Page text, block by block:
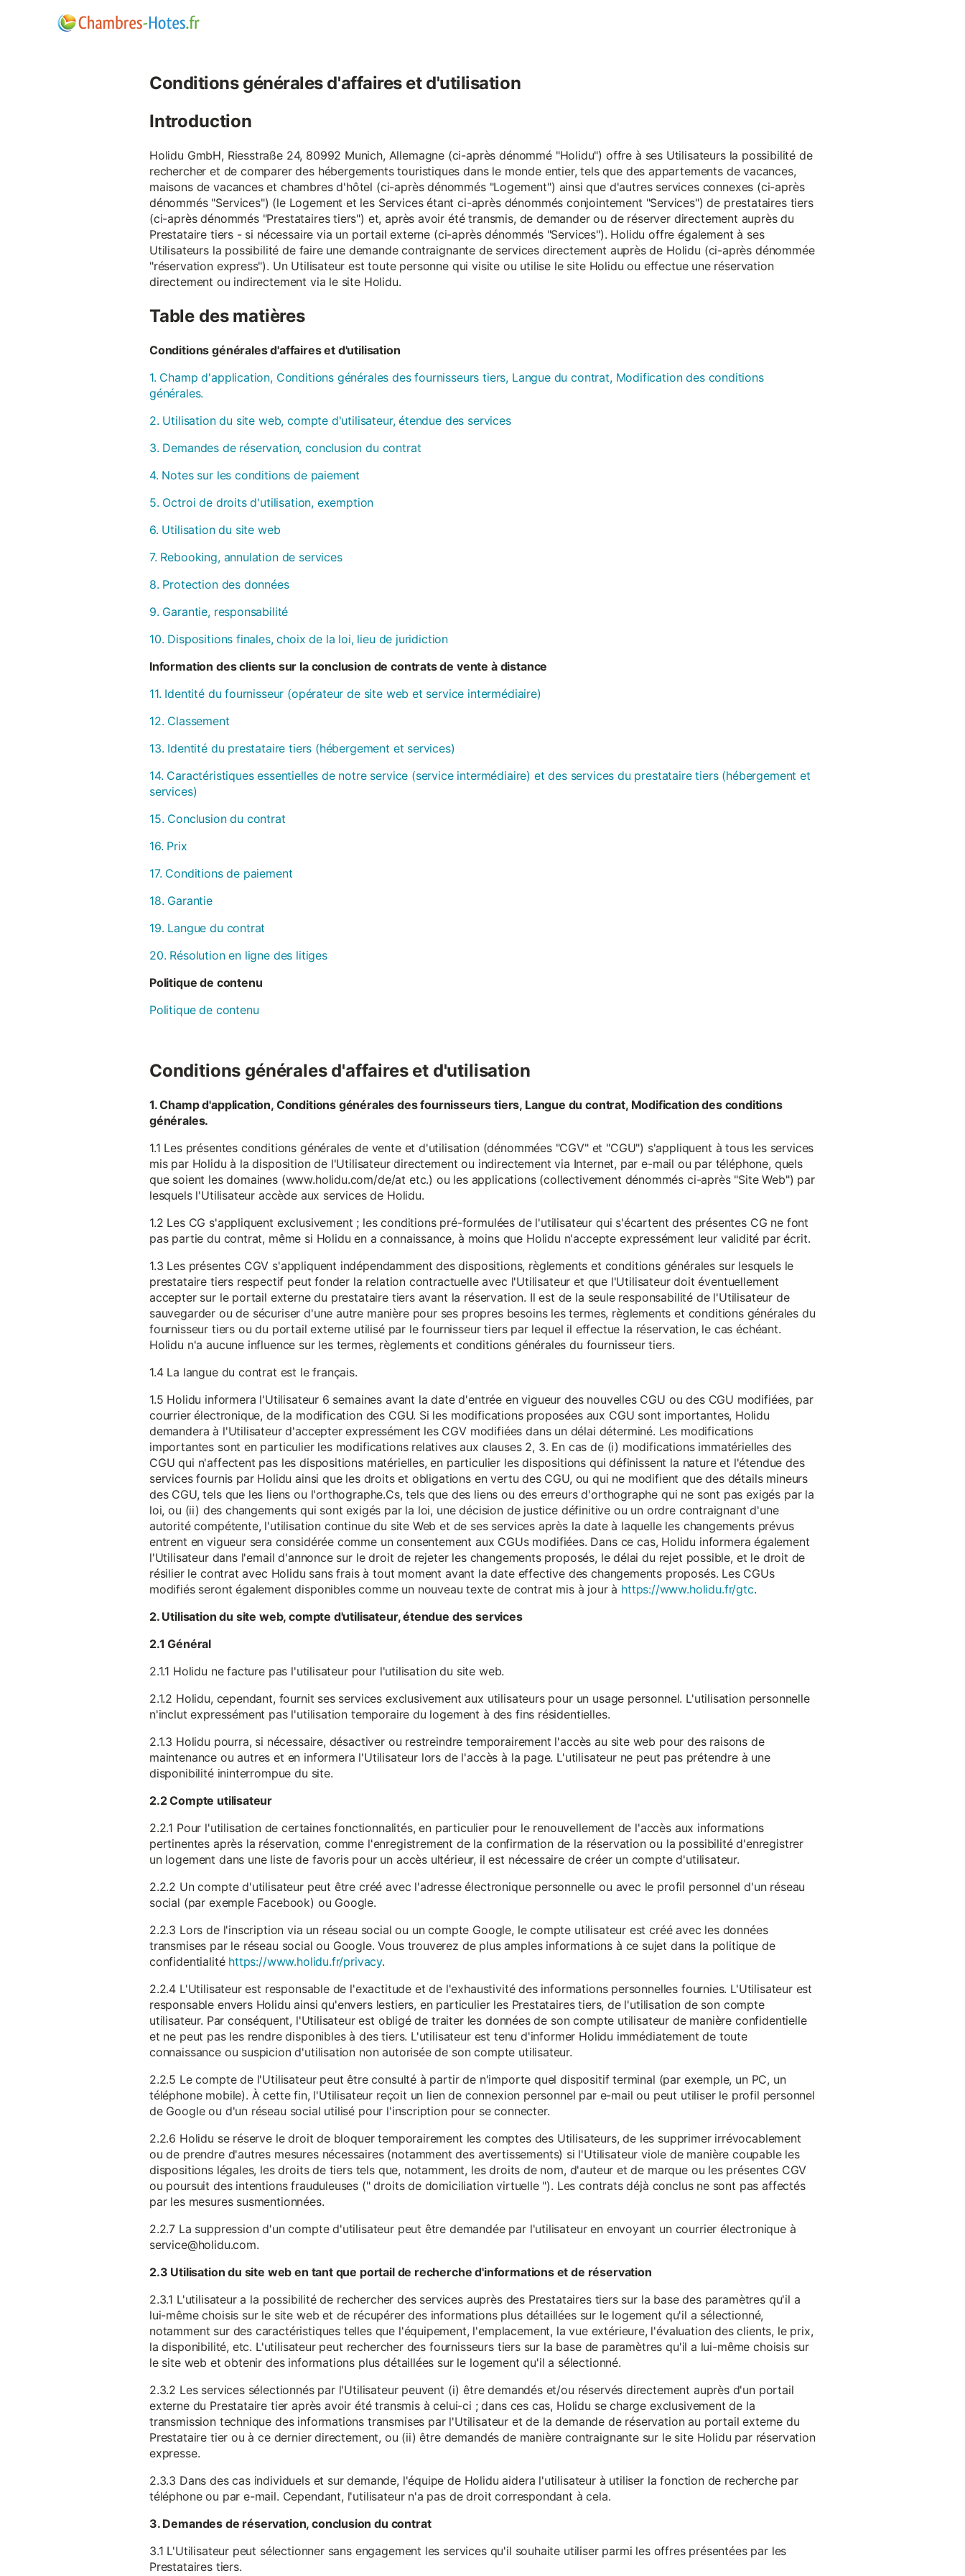
Conditions générales d'affaires et d'utilisation
Introduction
Holidu GmbH, Riesstraße 24, 80992 Munich, Allemagne (ci-après dénommé "Holidu") offre à ses Utilisateurs la possibilité de
rechercher et de comparer des hébergements touristiques dans le monde entier, tels que des appartements de vacances,
maisons de vacances et chambres d'hôtel (ci-après dénommés "Logement") ainsi que d'autres services connexes (ci-après
dénommés "Services") (le Logement et les Services étant ci-après dénommés conjointement "Services") de prestataires tiers
(ci-après dénommés "Prestataires tiers") et, après avoir été transmis, de demander ou de réserver directement auprès du
Prestataire tiers - si nécessaire via un portail externe (ci-après dénommés "Services"). Holidu offre également à ses
Utilisateurs la possibilité de faire une demande contraignante de services directement auprès de Holidu (ci-après dénommée
"réservation express"). Un Utilisateur est toute personne qui visite ou utilise le site Holidu ou effectue une réservation
directement ou indirectement via le site Holidu.
Table des matières
Conditions générales d'affaires et d'utilisation
1. Champ d'application, Conditions générales des fournisseurs tiers, Langue du contrat, Modification des conditions
générales.
2. Utilisation du site web, compte d'utilisateur, étendue des services
3. Demandes de réservation, conclusion du contrat
4. Notes sur les conditions de paiement
5. Octroi de droits d'utilisation, exemption
6. Utilisation du site web
7. Rebooking, annulation de services
8. Protection des données
9. Garantie, responsabilité
10. Dispositions finales, choix de la loi, lieu de juridiction
Information des clients sur la conclusion de contrats de vente à distance
11. Identité du fournisseur (opérateur de site web et service intermédiaire)
12. Classement
13. Identité du prestataire tiers (hébergement et services)
14. Caractéristiques essentielles de notre service (service intermédiaire) et des services du prestataire tiers (hébergement et
services)
15. Conclusion du contrat
16. Prix
17. Conditions de paiement
18. Garantie
19. Langue du contrat
20. Résolution en ligne des litiges
Politique de contenu
Politique de contenu
Conditions générales d'affaires et d'utilisation
1. Champ d'application, Conditions générales des fournisseurs tiers, Langue du contrat, Modification des conditions
générales.
1.1 Les présentes conditions générales de vente et d'utilisation (dénommées "CGV" et "CGU") s'appliquent à tous les services
mis par Holidu à la disposition de l'Utilisateur directement ou indirectement via Internet, par e-mail ou par téléphone, quels
que soient les domaines (www.holidu.com/de/at etc.) ou les applications (collectivement dénommés ci-après "Site Web") par
lesquels l'Utilisateur accède aux services de Holidu.
1.2 Les CG s'appliquent exclusivement ; les conditions pré-formulées de l'utilisateur qui s'écartent des présentes CG ne font
pas partie du contrat, même si Holidu en a connaissance, à moins que Holidu n'accepte expressément leur validité par écrit.
1.3 Les présentes CGV s'appliquent indépendamment des dispositions, règlements et conditions générales sur lesquels le
prestataire tiers respectif peut fonder la relation contractuelle avec l'Utilisateur et que l'Utilisateur doit éventuellement
accepter sur le portail externe du prestataire tiers avant la réservation. Il est de la seule responsabilité de l'Utilisateur de
sauvegarder ou de sécuriser d'une autre manière pour ses propres besoins les termes, règlements et conditions générales du
fournisseur tiers ou du portail externe utilisé par le fournisseur tiers par lequel il effectue la réservation, le cas échéant.
Holidu n'a aucune influence sur les termes, règlements et conditions générales du fournisseur tiers.
1.4 La langue du contrat est le français.
1.5 Holidu informera l'Utilisateur 6 semaines avant la date d'entrée en vigueur des nouvelles CGU ou des CGU modifiées, par
courrier électronique, de la modification des CGU. Si les modifications proposées aux CGU sont importantes, Holidu
demandera à l'Utilisateur d'accepter expressément les CGV modifiées dans un délai déterminé. Les modifications
importantes sont en particulier les modifications relatives aux clauses 2, 3. En cas de (i) modifications immatérielles des
CGU qui n'affectent pas les dispositions matérielles, en particulier les dispositions qui définissent la nature et l'étendue des
services fournis par Holidu ainsi que les droits et obligations en vertu des CGU, ou qui ne modifient que des détails mineurs
des CGU, tels que les liens ou l'orthographe.Cs, tels que des liens ou des erreurs d'orthographe qui ne sont pas exigés par la
loi, ou (ii) des changements qui sont exigés par la loi, une décision de justice définitive ou un ordre contraignant d'une
autorité compétente, l'utilisation continue du site Web et de ses services après la date à laquelle les changements prévus
entrent en vigueur sera considérée comme un consentement aux CGUs modifiées. Dans ce cas, Holidu informera également
l'Utilisateur dans l'email d'annonce sur le droit de rejeter les changements proposés, le délai du rejet possible, et le droit de
résilier le contrat avec Holidu sans frais à tout moment avant la date effective des changements proposés. Les CGUs
modifiés seront également disponibles comme un nouveau texte de contrat mis à jour à https://www.holidu.fr/gtc.
2. Utilisation du site web, compte d'utilisateur, étendue des services
2.1 Général
2.1.1 Holidu ne facture pas l'utilisateur pour l'utilisation du site web.
2.1.2 Holidu, cependant, fournit ses services exclusivement aux utilisateurs pour un usage personnel. L'utilisation personnelle
n'inclut expressément pas l'utilisation temporaire du logement à des fins résidentielles.
2.1.3 Holidu pourra, si nécessaire, désactiver ou restreindre temporairement l'accès au site web pour des raisons de
maintenance ou autres et en informera l'Utilisateur lors de l'accès à la page. L'utilisateur ne peut pas prétendre à une
disponibilité ininterrompue du site.
2.2 Compte utilisateur
2.2.1 Pour l'utilisation de certaines fonctionnalités, en particulier pour le renouvellement de l'accès aux informations
pertinentes après la réservation, comme l'enregistrement de la confirmation de la réservation ou la possibilité d'enregistrer
un logement dans une liste de favoris pour un accès ultérieur, il est nécessaire de créer un compte d'utilisateur.
2.2.2 Un compte d'utilisateur peut être créé avec l'adresse électronique personnelle ou avec le profil personnel d'un réseau
social (par exemple Facebook) ou Google.
2.2.3 Lors de l'inscription via un réseau social ou un compte Google, le compte utilisateur est créé avec les données
transmises par le réseau social ou Google. Vous trouverez de plus amples informations à ce sujet dans la politique de
confidentialité https://www.holidu.fr/privacy.
2.2.4 L'Utilisateur est responsable de l'exactitude et de l'exhaustivité des informations personnelles fournies. L'Utilisateur est
responsable envers Holidu ainsi qu'envers lestiers, en particulier les Prestataires tiers, de l'utilisation de son compte
utilisateur. Par conséquent, l'Utilisateur est obligé de traiter les données de son compte utilisateur de manière confidentielle
et ne peut pas les rendre disponibles à des tiers. L'utilisateur est tenu d'informer Holidu immédiatement de toute
connaissance ou suspicion d'utilisation non autorisée de son compte utilisateur.
2.2.5 Le compte de l'Utilisateur peut être consulté à partir de n'importe quel dispositif terminal (par exemple, un PC, un
téléphone mobile). À cette fin, l'Utilisateur reçoit un lien de connexion personnel par e-mail ou peut utiliser le profil personnel
de Google ou d'un réseau social utilisé pour l'inscription pour se connecter.
2.2.6 Holidu se réserve le droit de bloquer temporairement les comptes des Utilisateurs, de les supprimer irrévocablement
ou de prendre d'autres mesures nécessaires (notamment des avertissements) si l'Utilisateur viole de manière coupable les
dispositions légales, les droits de tiers tels que, notamment, les droits de nom, d'auteur et de marque ou les présentes CGV
ou poursuit des intentions frauduleuses (" droits de domiciliation virtuelle "). Les contrats déjà conclus ne sont pas affectés
par les mesures susmentionnées.
2.2.7 La suppression d'un compte d'utilisateur peut être demandée par l'utilisateur en envoyant un courrier électronique à
service@holidu.com.
2.3 Utilisation du site web en tant que portail de recherche d'informations et de réservation
2.3.1 L'utilisateur a la possibilité de rechercher des services auprès des Prestataires tiers sur la base des paramètres qu'il a
lui-même choisis sur le site web et de récupérer des informations plus détaillées sur le logement qu'il a sélectionné,
notamment sur des caractéristiques telles que l'équipement, l'emplacement, la vue extérieure, l'évaluation des clients, le prix,
la disponibilité, etc. L'utilisateur peut rechercher des fournisseurs tiers sur la base de paramètres qu'il a lui-même choisis sur
le site web et obtenir des informations plus détaillées sur le logement qu'il a sélectionné.
2.3.2 Les services sélectionnés par l'Utilisateur peuvent (i) être demandés et/ou réservés directement auprès d'un portail
externe du Prestataire tier après avoir été transmis à celui-ci ; dans ces cas, Holidu se charge exclusivement de la
transmission technique des informations transmises par l'Utilisateur et de la demande de réservation au portail externe du
Prestataire tier ou à ce dernier directement, ou (ii) être demandés de manière contraignante sur le site Holidu par réservation
expresse.
2.3.3 Dans des cas individuels et sur demande, l'équipe de Holidu aidera l'utilisateur à utiliser la fonction de recherche par
téléphone ou par e-mail. Cependant, l'utilisateur n'a pas de droit correspondant à cela.
3. Demandes de réservation, conclusion du contrat
3.1 L'Utilisateur peut sélectionner sans engagement les services qu'il souhaite utiliser parmi les offres présentées par les
Prestataires tiers.